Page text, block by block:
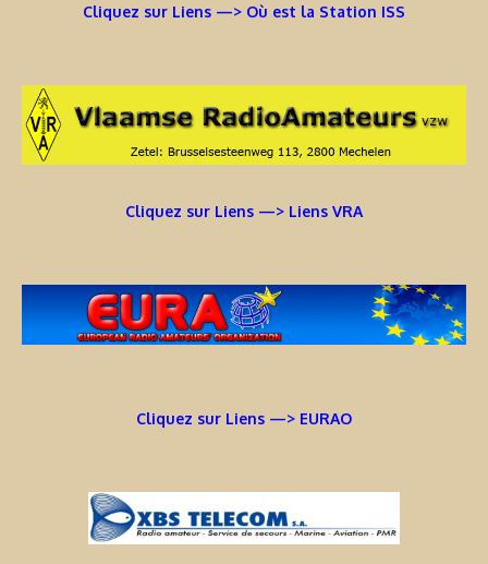
Cliquez sur Liens —> Où est la Station ISS
Cliquez sur Liens —> Liens VRA
Cliquez sur Liens —> EURAO